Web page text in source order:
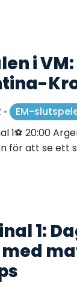
i
•
EM-
1⚽️ 20:00
för att se ett
1: